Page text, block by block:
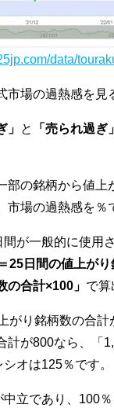
data/
市場の過熱感を見
」 と 「売られ過ぎ」
部の銘柄から値上
市場の過熱感を％
が一般的に使用
25日間の値上が
の合計×100」 で算
がり銘柄数の合計
計が800なら、「
オは125％です。
立であり、100